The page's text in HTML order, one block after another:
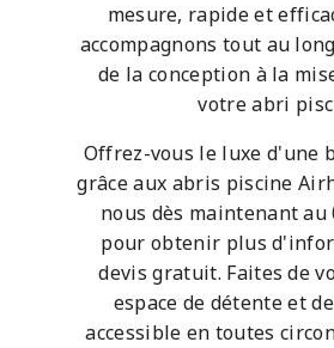
mesure, rapide et
accompagnons tout au
de la conception à la
votre abri
Offrez-vous le luxe d'une
grâce aux abris piscine
nous dès maintenant au
pour obtenir plus
devis gratuit. Faites de
espace de détente et
accessible en toutes